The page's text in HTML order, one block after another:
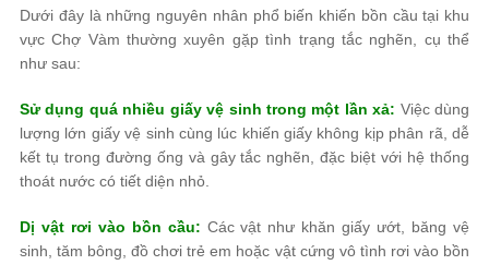
Dưới đây là những nguyên nhân phổ biến khiến bồn cầu tại khu
vực Chợ Vàm thường xuyên gặp tình trạng tắc nghẽn, cụ thể
như sau:
Sử dụng quá nhiều giấy vệ sinh trong một lần xả: Việc dùng
lượng lớn giấy vệ sinh cùng lúc khiến giấy không kịp phân rã, dễ
kết tụ trong đường ống và gây tắc nghẽn, đặc biệt với hệ thống
thoát nước có tiết diện nhỏ.
Dị vật rơi vào bồn cầu: Các vật như khăn giấy ướt, băng vệ
sinh, tăm bông, đồ chơi trẻ em hoặc vật cứng vô tình rơi vào bồn